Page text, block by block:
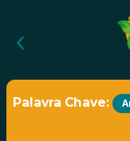
‹
Palavra Chave: